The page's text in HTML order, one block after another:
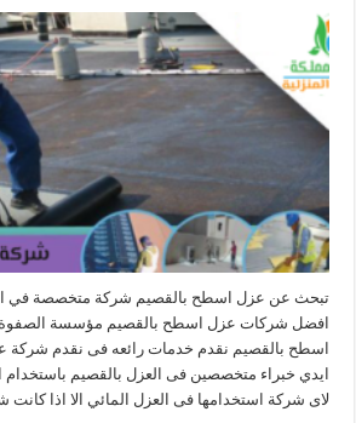
تبحث عن عزل اسطح بالقصيم شركة متخصصة في
افضل شركات عزل اسطح بالقصيم مؤسسة الصفوة
اسطح بالقصيم نقدم خدمات رائعه فى نقدم شركة
ايدي خبراء متخصصين فى العزل بالقصيم باستخدام
لاى شركة استخدامها فى العزل المائي الا اذا